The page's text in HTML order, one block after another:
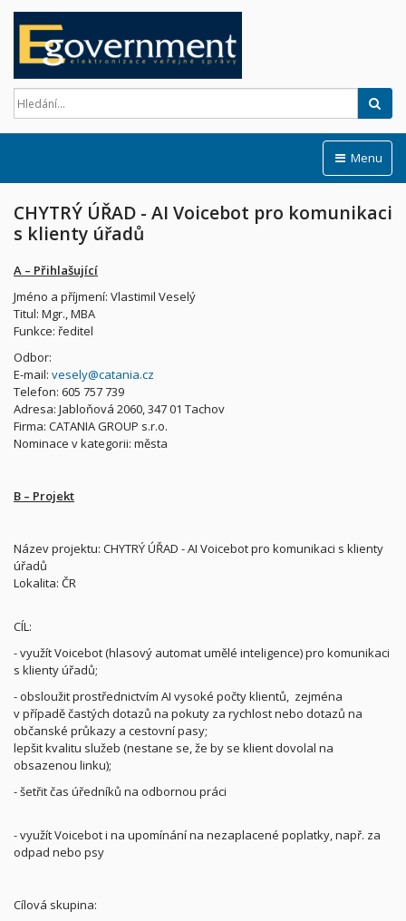
Menu
CHYTRÝ ÚŘAD - AI Voicebot pro komunikaci
s klienty úřadů
A – Přihlašující
Jméno a příjmení: Vlastimil Veselý
Titul: Mgr., MBA
Funkce: ředitel
Odbor:
E-mail: vesely@catania.cz
Telefon: 605 757 739
Adresa: Jabloňová 2060, 347 01 Tachov
Firma: CATANIA GROUP s.r.o.
Nominace v kategorii: města
B – Projekt
Název projektu: CHYTRÝ ÚŘAD - AI Voicebot pro komunikaci s klienty
úřadů
Lokalita: ČR
CÍL:
- využít Voicebot (hlasový automat umělé inteligence) pro komunikaci
s klienty úřadů;
- obsloužit prostřednictvím AI vysoké počty klientů,
zejména
v případě častých dotazů na pokuty za rychlost nebo dotazů na
občanské průkazy a cestovní pasy;
lepšit kvalitu služeb (nestane se, že by se klient dovolal na
obsazenou linku);
- šetřit čas úředníků na odbornou práci
- využít Voicebot i na upomínání na nezaplacené poplatky, např. za
odpad nebo psy
Cílová skupina: